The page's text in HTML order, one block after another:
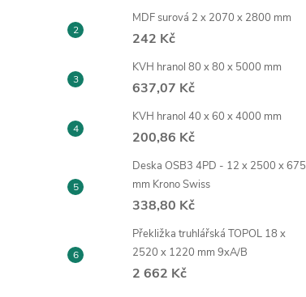
MDF surová 2 x 2070 x 2800 mm
242 Kč
KVH hranol 80 x 80 x 5000 mm
637,07 Kč
KVH hranol 40 x 60 x 4000 mm
200,86 Kč
Deska OSB3 4PD - 12 x 2500 x 675
mm Krono Swiss
338,80 Kč
Překližka truhlářská TOPOL 18 x
2520 x 1220 mm 9xA/B
2 662 Kč